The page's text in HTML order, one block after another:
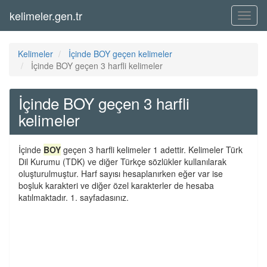
Menü
kelimeler.gen.tr
Kelimeler
İçinde BOY geçen kelimeler
İçinde BOY geçen 3 harfli kelimeler
İçinde BOY geçen 3 harfli
kelimeler
İçinde BOY geçen 3 harfli kelimeler 1 adettir. Kelimeler Türk
Dil Kurumu (TDK) ve diğer Türkçe sözlükler kullanılarak
oluşturulmuştur. Harf sayısı hesaplanırken eğer var ise
boşluk karakteri ve diğer özel karakterler de hesaba
katılmaktadır. 1. sayfadasınız.